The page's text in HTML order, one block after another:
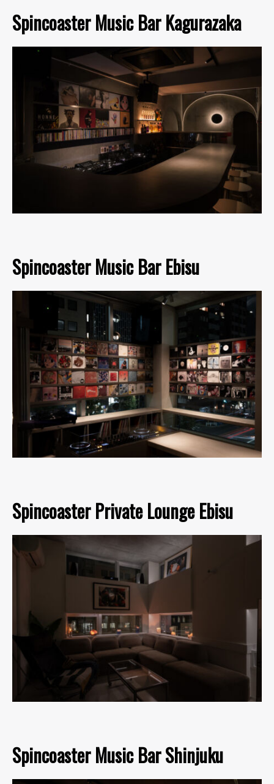
Spincoaster Music Bar Kagurazaka
Spincoaster Music Bar Ebisu
Spincoaster Private Lounge Ebisu
Spincoaster Music Bar Shinjuku